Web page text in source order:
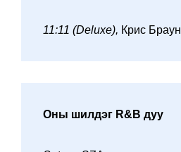
11:11 (Deluxe), Крис Браун
Оны шилдэг R&B дуу